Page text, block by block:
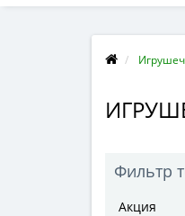
Фильтр
Акция